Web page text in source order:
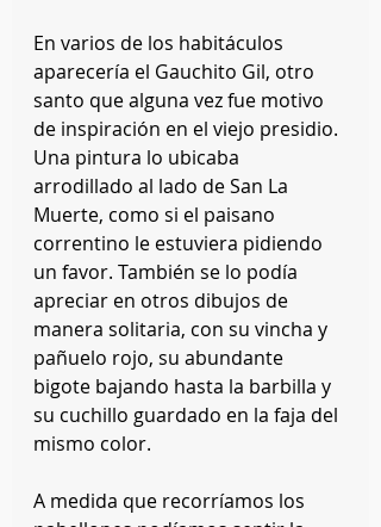
En varios de los habitáculos
aparecería el Gauchito Gil, otro
santo que alguna vez fue motivo
de inspiración en el viejo presidio.
Una pintura lo ubicaba
arrodillado al lado de San La
Muerte, como si el paisano
correntino le estuviera pidiendo
un favor. También se lo podía
apreciar en otros dibujos de
manera solitaria, con su vincha y
pañuelo rojo, su abundante
bigote bajando hasta la barbilla y
su cuchillo guardado en la faja del
mismo color.
A medida que recorríamos los